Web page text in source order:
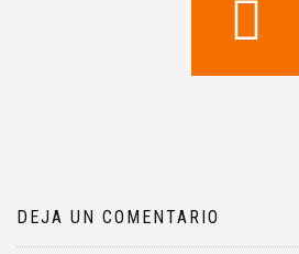
DEJA UN COMENTARIO